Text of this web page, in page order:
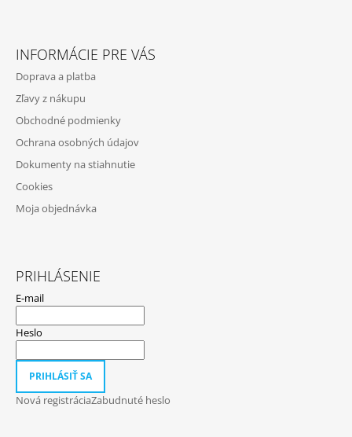
INFORMÁCIE PRE VÁS
Doprava a platba
Zľavy z nákupu
Obchodné podmienky
Ochrana osobných údajov
Dokumenty na stiahnutie
Cookies
Moja objednávka
PRIHLÁSENIE
E-mail
Heslo
PRIHLÁSIŤ SA
Nová registráciaZabudnuté heslo